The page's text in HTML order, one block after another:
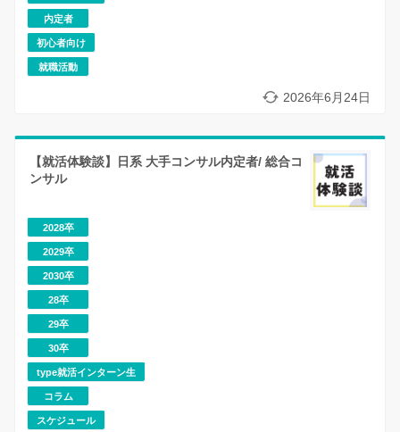
内定者
初心者向け
就職活動
2026年6月24日
【就活体験談】日系 大手コンサル内定者/ 総合コ
ンサル
2028卒
2029卒
2030卒
28卒
29卒
30卒
type就活インターン生
コラム
スケジュール